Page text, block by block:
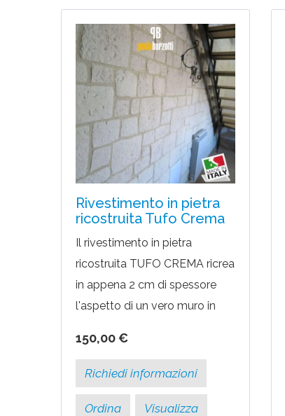
Rivestimento in pietra
ricostruita Tufo Crema
Il rivestimento in pietra
ricostruita TUFO CREMA ricrea
in appena 2 cm di spessore
l'aspetto di un vero muro in
si integra alla perfezione in
ambienti moderni...
150,00 €
Richiedi informazioni
Ordina Visualizza